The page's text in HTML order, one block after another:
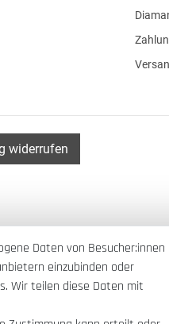
widerrufen
Daten von Besucher:innen
einzubinden oder
Wir teilen diese Daten mit